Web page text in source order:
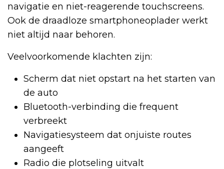
navigatie en niet-reagerende touchscreens.
Ook de draadloze smartphoneoplader werkt
niet altijd naar behoren.
Veelvoorkomende klachten zijn:
Scherm dat niet opstart na het starten van
de auto
Bluetooth-verbinding die frequent
verbreekt
Navigatiesysteem dat onjuiste routes
aangeeft
Radio die plotseling uitvalt